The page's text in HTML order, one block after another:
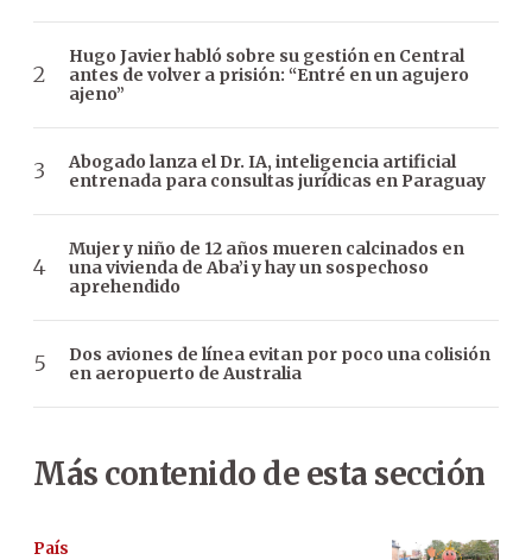
Hugo Javier habló sobre su gestión en Central
antes de volver a prisión: “Entré en un agujero
ajeno”
Abogado lanza el Dr. IA, inteligencia artificial
entrenada para consultas jurídicas en Paraguay
Mujer y niño de 12 años mueren calcinados en
una vivienda de Aba’i y hay un sospechoso
aprehendido
Dos aviones de línea evitan por poco una colisión
en aeropuerto de Australia
Más contenido de esta sección
País